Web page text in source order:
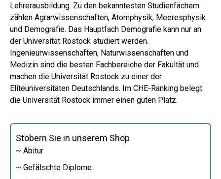
Stöbern Sie in unserem Shop
~ Abitur
~ Gefälschte Diplome
Lehrerausbildung. Zu den bekanntesten Studienfächern
zählen Agrarwissenschaften, Atomphysik, Meeresphysik
und Demografie. Das Hauptfach Demografie kann nur an
der Universität Rostock studiert werden.
Ingenieurwissenschaften, Naturwissenschaften und
Medizin sind die besten Fachbereiche der Fakultät und
machen die Universität Rostock zu einer der
Eliteuniversitäten Deutschlands. Im CHE-Ranking belegt
die Universität Rostock immer einen guten Platz.